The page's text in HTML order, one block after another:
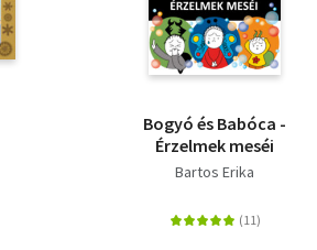
Bogyó és Babóca -
Érzelmek meséi
Bartos Erika